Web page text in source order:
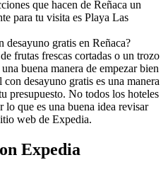
que hacen de Reñaca un
para tu visita es Playa Las
desayuno gratis en Reñaca?
frutas frescas cortadas o un trozo
buena manera de empezar bien
desayuno gratis es una manera
presupuesto. No todos los hoteles
lo que es una buena idea revisar
web de Expedia.
Expedia